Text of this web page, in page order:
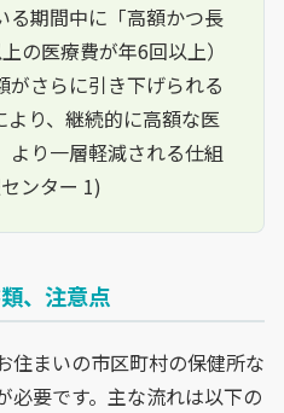
る期間中に「高額かつ長
の医療費が年6回以上）
がさらに引き下げられる
り、継続的に高額な医
より一層軽減される仕組
ンター 1)
、注意点
住まいの市区町村の保健所な
必要です。主な流れは以下の